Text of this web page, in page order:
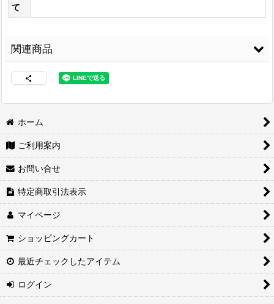
て
関連商品
100]
2,460円(税込)
CLEAR170]
紙管巻出荷（合皮生
ホーム
ご利用案内
お問い合せ
特定商取引法表示
マイページ
ショッピングカート
最近チェックしたアイテム
ログイン